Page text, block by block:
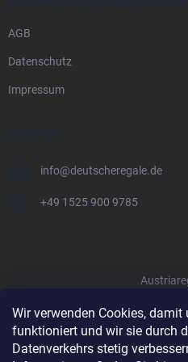
Wir verwenden Cookies,
funktioniert und wir sie durch
Datenverkehrs stetig
AGB
Datenschutz
Impressum
KONTAKT
info@deutscheregale.de
+49 1525 900 9785